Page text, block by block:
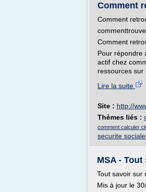
Comment
Comment
Comment
Pour répondre
actif chez
ressources sur
Lire la suite
Site : http://
Thèmes liés :
comment calculer
securite
MSA -
Tout savoir sur
Mis à jour le